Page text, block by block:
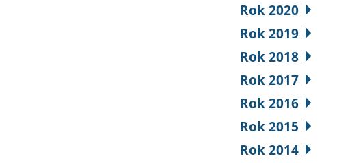
Rok 2020
Rok 2019
Rok 2018
Rok 2017
Rok 2016
Rok 2015
Rok 2014